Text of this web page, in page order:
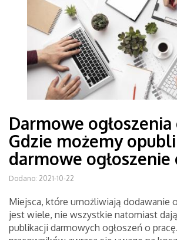
Darmowe ogłoszenia
Gdzie możemy
darmowe ogłoszenie
Dodano: 2021-10-22
Miejsca, które umożliwiają dodawanie
jest wiele, nie wszystkie natomiast
publikacji darmowych ogłoszeń o